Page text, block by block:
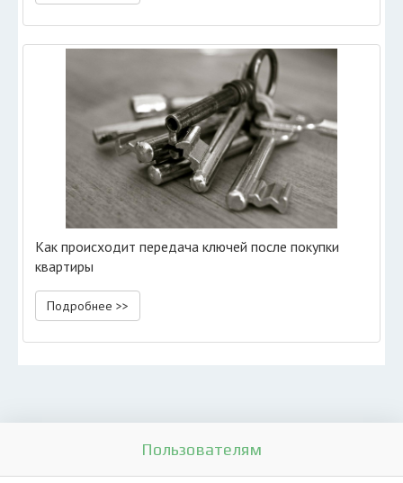
Как происходит передача ключей после покупки
квартиры
Подробнее >>
Пользователям